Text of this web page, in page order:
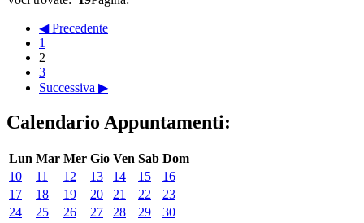
◀ Precedente
1
2
3
Successiva ▶
Calendario Appuntamenti:
Lun Mar Mer Gio Ven Sab Dom
10
11 12 13 14 15
16
17
18 19 20 21 22
23
24
25 26 27 28 29 30